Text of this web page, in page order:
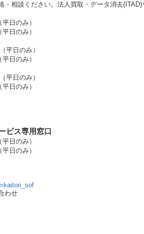
相談ください。法人買取・データ消去
日のみ）
日のみ）
平日のみ）
日のみ）
平日のみ）
日のみ）
ビス専用窓口
日のみ）
日のみ）
わせ